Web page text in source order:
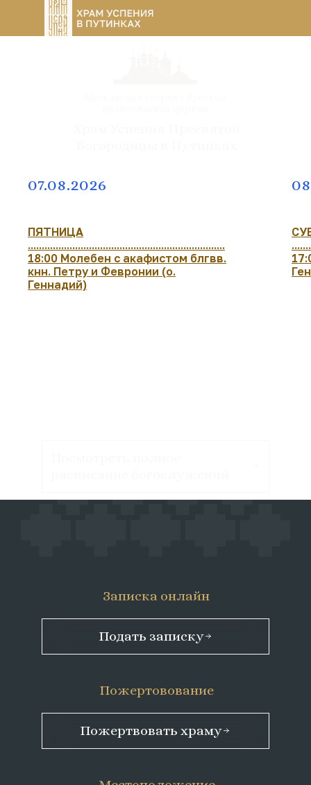
07.08.2026
ПЯТНИЦА
.......................................................................
18:00 Молебен с акафистом блгвв.
кнн. Петру и Февронии (о.
Геннадий)
Пожертвовать храму
Подать записку
Пожертовование
Записка онлайн